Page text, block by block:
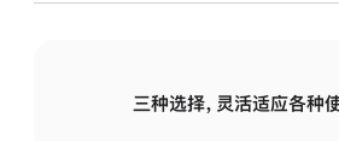
三种选择，灵活适应各种